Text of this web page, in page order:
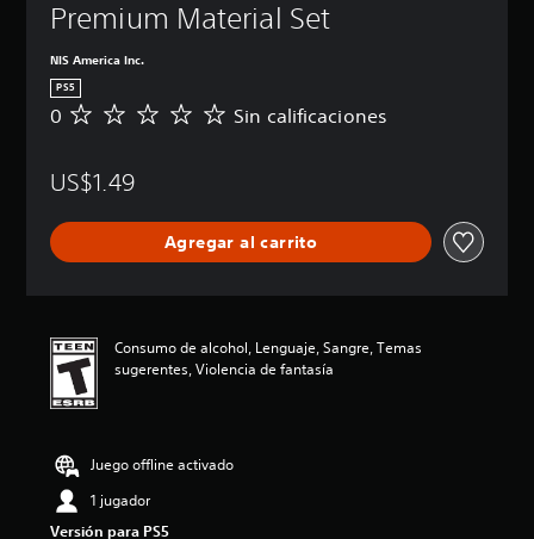
Premium Material Set
NIS America Inc.
PS5
S
c
i
c
o
s
0 Sin calificaciones
US$1.49
Agregar al carrito
Consumo de alcohol, Lenguaje, Sangre, Temas
sugerentes, Violencia de fantasía
Juego offline activado
1 jugador
Versión para PS5